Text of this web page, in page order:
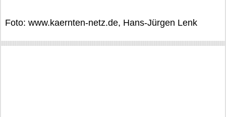
Foto: www.kaernten-netz.de, Hans-Jürgen Lenk